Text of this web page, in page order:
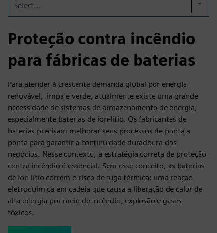
Select...
Proteção contra incêndio
para fábricas de baterias
Para atender à crescente demanda global por energia
renovável, limpa e verde, atualmente existe uma grande
necessidade de sistemas de armazenamento de energia,
especialmente baterias de íon-lítio. Os fabricantes de
baterias precisam melhorar seus processos de ponta a
ponta para garantir a continuidade duradoura dos
negócios. Nesse contexto, a estratégia correta de proteção
contra incêndio é essencial. Sem esse conceito, as baterias
de íon-lítio correm o risco de fuga térmica: uma reação
eletroquímica em cadeia que causa a liberação de calor de
alta energia por meio de incêndio, explosão e gases
tóxicos.